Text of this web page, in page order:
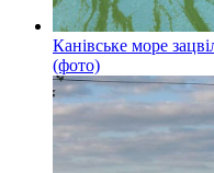
Канівське море
(фото)